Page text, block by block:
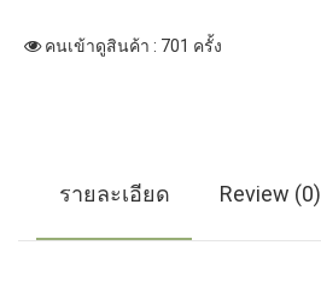
คนเข้าดูสินค้า : 701 ครั้ง
รายละเอียด Review (0)